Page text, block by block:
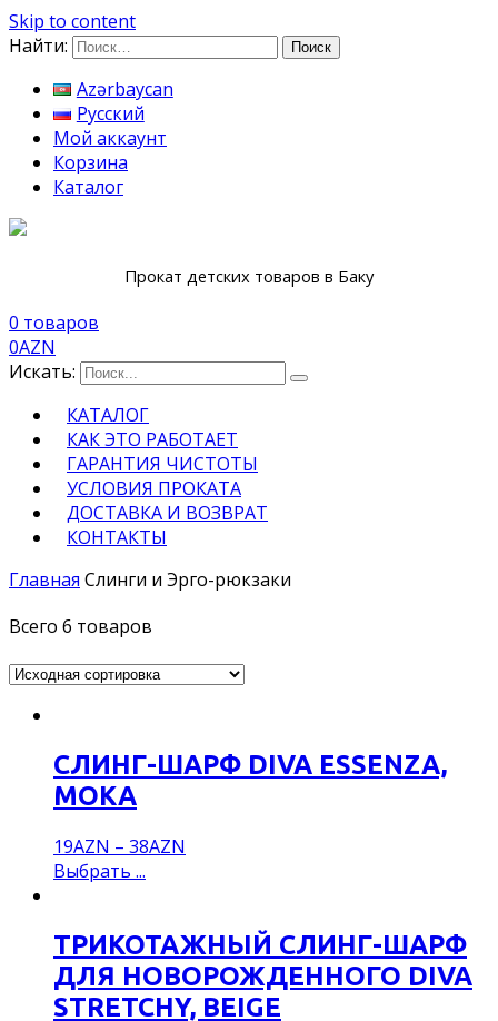
Skip to content
Найти:
Azərbaycan
Русский
Мой аккаунт
Корзина
Каталог
Прокат детских товаров в Баку
0 товаров
0AZN
Искать:
КАТАЛОГ
КАК ЭТО РАБОТАЕТ
ГАРАНТИЯ ЧИСТОТЫ
УСЛОВИЯ ПРОКАТА
ДОСТАВКА И ВОЗВРАТ
КОНТАКТЫ
Главная Слинги и Эрго-рюкзаки
Всего 6 товаров
СЛИНГ-ШАРФ DIVA ESSENZA,
MOKA
19AZN – 38AZN
Выбрать ...
ТРИКОТАЖНЫЙ СЛИНГ-ШАРФ
ДЛЯ НОВОРОЖДЕННОГО DIVA
STRETCHY, BEIGE